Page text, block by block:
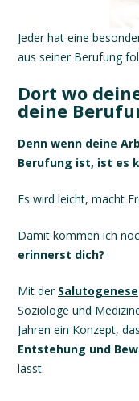
Jeder hat eine
aus seiner Berufung
Dort wo
deine
Denn wenn deine
Berufung ist, ist es
Es wird leicht, macht
Damit kommen ich
erinnerst dich?
Mit der Salutogenese
Soziologe und
Jahren ein Konzept,
Entstehung und
lässt.